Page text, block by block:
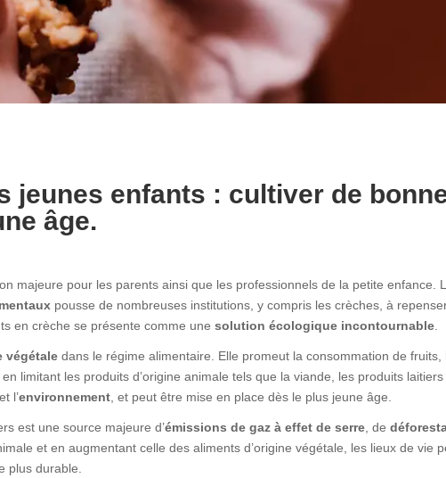
jeunes enfants : cultiver de
âge.
majeure pour les parents ainsi que les professionnels de la petite enfance.
pousse de nombreuses institutions, y compris les crèches, à
en crèche se présente comme unesolution écologique incontournable
végétale dans le régime alimentaire. Elle promeut la consommation de fruits,
limitant les produits d’origine animale tels que la viande, les produits
et l’environnement , et peut être mise en place dès le plus jeune âge.
est une source majeure d’émissions de gaz à effet de serre , de
et en augmentant celle des aliments d’origine végétale, les lieux de vie
plus durable.